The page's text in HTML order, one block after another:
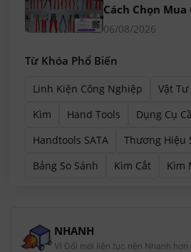
Cách Chọn Mua
06/08/2026
Từ Khóa Phổ Biến
Linh Kiện Công Nghiệp
Vật
Kìm
Hand Tools
Dụng Cụ
Handtools SATA
Thương Hiệu
Bảng So Sánh
Kìm Cắt Kìm
NHANH
Vì Đổi mới liên tục nên Nhanh hơn